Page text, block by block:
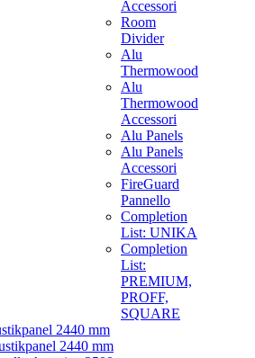
Accessori
Room
Divider
Alu
Thermowood
Alu
Thermowood
Accessori
Alu Panels
Alu Panels
Accessori
FireGuard
Pannello
Completion
List: UNIKA
Completion
List:
PREMIUM,
PROFF,
SQUARE
2440 mm
2440 mm